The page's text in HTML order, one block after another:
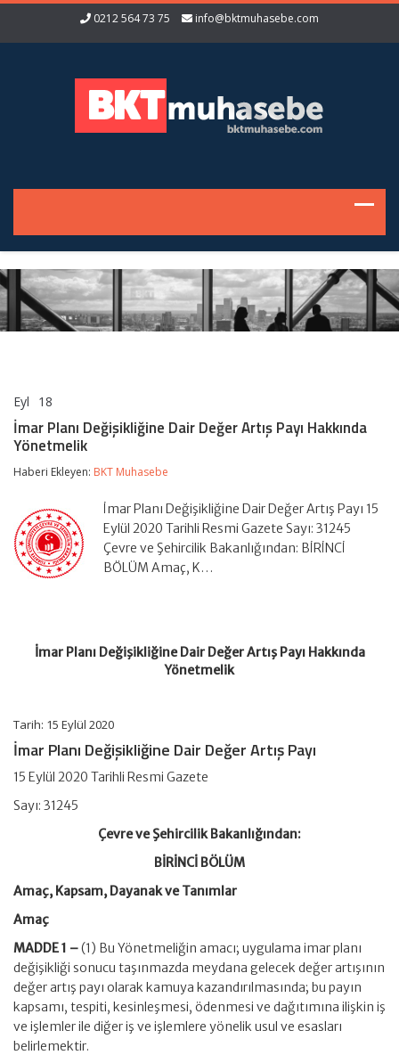
0212 564 73 75 info@bktmuhasebe.com
Eyl 18
Değişikliğine
Dair
Artış
Hakkında
Yönetmelik
için
İmar Planı Değişikliğine Dair Değer Artış Payı Hakkında
Yönetmelik
Haberi Ekleyen: BKT Muhasebe
İmar Planı Değişikliğine Dair Değer Artış Payı 15
Eylül 2020 Tarihli Resmi Gazete Sayı: 31245
Çevre ve Şehircilik Bakanlığından: BİRİNCİ
BÖLÜM Amaç, K…
İmar Planı Değişikliğine Dair Değer Artış Payı Hakkında
Yönetmelik
Tarih: 15 Eylül 2020
İmar Planı Değişikliğine Dair Değer Artış Payı
15 Eylül 2020 Tarihli Resmi Gazete
Sayı: 31245
Çevre ve Şehircilik Bakanlığından:
BİRİNCİ BÖLÜM
Amaç, Kapsam, Dayanak ve Tanımlar
Amaç
MADDE 1 –(1) Bu Yönetmeliğin amacı; uygulama imar planı
değişikliği sonucu taşınmazda meydana gelecek değer artışının
değer artış payı olarak kamuya kazandırılmasında; bu payın
kapsamı, tespiti, kesinleşmesi, ödenmesi ve dağıtımına ilişkin iş
ve işlemler ile diğer iş ve işlemlere yönelik usul ve esasları
belirlemektir.